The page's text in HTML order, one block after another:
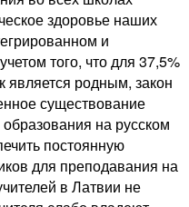
здоровье наших
и
того, что для 37,5%
является родным, закон
существование
на русском
постоянную
для преподавания на
в Латвии не